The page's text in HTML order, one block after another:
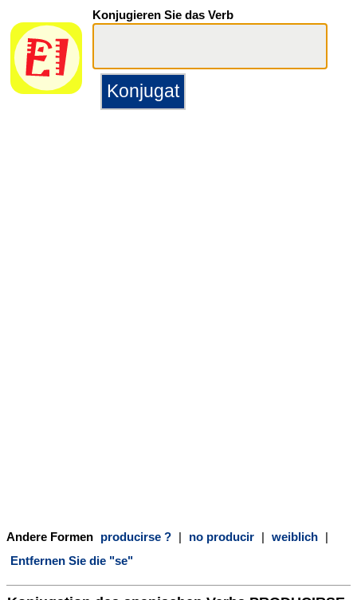
Konjugieren Sie das Verb
Andere Formen producirse ? | no producir | weiblich |
Entfernen Sie die "se"